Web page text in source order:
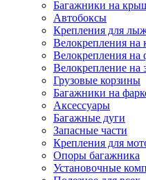
Багажники на
Автобоксы
Крепления для
Велокрепления
Велокрепления на
Велокрепление на
Грузовые корзины
Багажники на
Аксессуары
Багажные дуги
Запасные части
Крепления для
Опоры багажника
Установочные